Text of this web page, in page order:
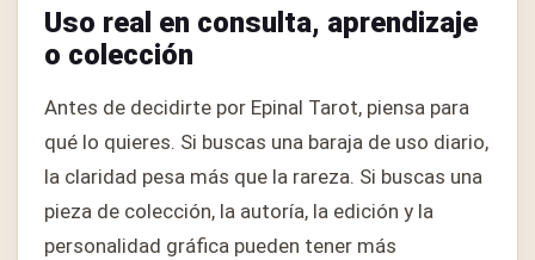
Uso real en consulta, aprendizaje
o colección
Antes de decidirte por Epinal Tarot, piensa para
qué lo quieres. Si buscas una baraja de uso diario,
la claridad pesa más que la rareza. Si buscas una
pieza de colección, la autoría, la edición y la
personalidad gráfica pueden tener más